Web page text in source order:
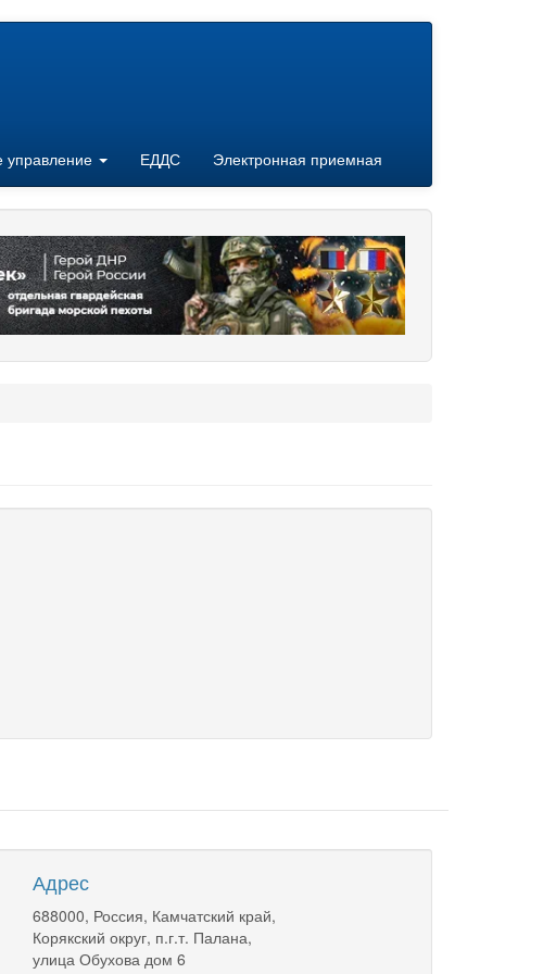
управление ЕДДС Электронная приемная
Адрес
688000, Россия, Камчатский край,
Корякский округ, п.г.т. Палана,
улица Обухова дом 6